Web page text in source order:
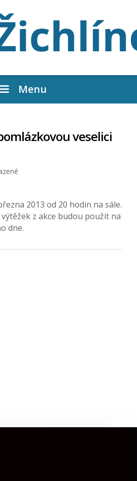
Menu
veselici
2013 od 20 hodin na sále.
z akce budou použit na
dne.